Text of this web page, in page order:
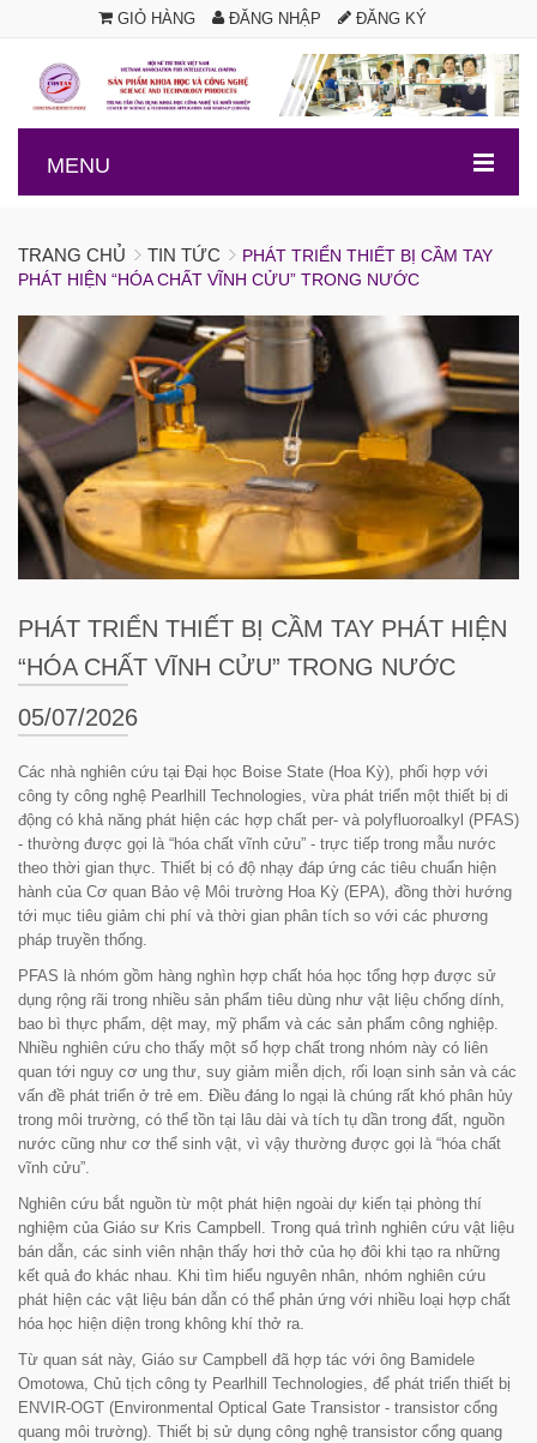
GIỎ HÀNG ĐĂNG NHẬP ĐĂNG KÝ
.
MENU
TRANG CHỦ TIN TỨC
PHÁT TRIỂN THIẾT BỊ CẦM TAY
PHÁT HIỆN “HÓA CHẤT VĨNH CỬU” TRONG NƯỚC
PHÁT TRIỂN THIẾT BỊ CẦM TAY PHÁT HIỆN
“HÓA CHẤT VĨNH CỬU” TRONG NƯỚC
05/07/2026
Các nhà nghiên cứu tại Đại học Boise State (Hoa Kỳ), phối hợp với
công ty công nghệ Pearlhill Technologies, vừa phát triển một thiết bị di
động có khả năng phát hiện các hợp chất per- và polyfluoroalkyl (PFAS)
- thường được gọi là “hóa chất vĩnh cửu” - trực tiếp trong mẫu nước
theo thời gian thực. Thiết bị có độ nhạy đáp ứng các tiêu chuẩn hiện
hành của Cơ quan Bảo vệ Môi trường Hoa Kỳ (EPA), đồng thời hướng
tới mục tiêu giảm chi phí và thời gian phân tích so với các phương
pháp truyền thống.
PFAS là nhóm gồm hàng nghìn hợp chất hóa học tổng hợp được sử
dụng rộng rãi trong nhiều sản phẩm tiêu dùng như vật liệu chống dính,
bao bì thực phẩm, dệt may, mỹ phẩm và các sản phẩm công nghiệp.
Nhiều nghiên cứu cho thấy một số hợp chất trong nhóm này có liên
quan tới nguy cơ ung thư, suy giảm miễn dịch, rối loạn sinh sản và các
vấn đề phát triển ở trẻ em. Điều đáng lo ngại là chúng rất khó phân hủy
trong môi trường, có thể tồn tại lâu dài và tích tụ dần trong đất, nguồn
nước cũng như cơ thể sinh vật, vì vậy thường được gọi là “hóa chất
vĩnh cửu”.
Nghiên cứu bắt nguồn từ một phát hiện ngoài dự kiến tại phòng thí
nghiệm của Giáo sư Kris Campbell. Trong quá trình nghiên cứu vật liệu
bán dẫn, các sinh viên nhận thấy hơi thở của họ đôi khi tạo ra những
kết quả đo khác nhau. Khi tìm hiểu nguyên nhân, nhóm nghiên cứu
phát hiện các vật liệu bán dẫn có thể phản ứng với nhiều loại hợp chất
hóa học hiện diện trong không khí thở ra.
Từ quan sát này, Giáo sư Campbell đã hợp tác với ông Bamidele
Omotowa, Chủ tịch công ty Pearlhill Technologies, để phát triển thiết bị
ENVIR-OGT (Environmental Optical Gate Transistor - transistor cổng
quang môi trường). Thiết bị sử dụng công nghệ transistor cổng quang